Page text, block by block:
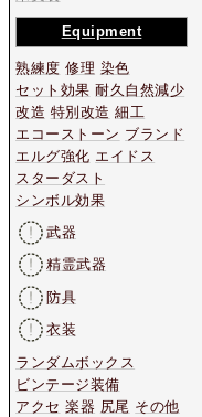
Equipment
熟練度 修理 染色
セット効果 耐久自然減少
改造 特別改造 細工
エコーストーン ブランド
エルグ強化 エイドス
スターダスト
シンボル効果
武器
精霊武器
防具
衣装
ランダムボックス
ビンテージ装備
アクセ 楽器 尻尾 その他